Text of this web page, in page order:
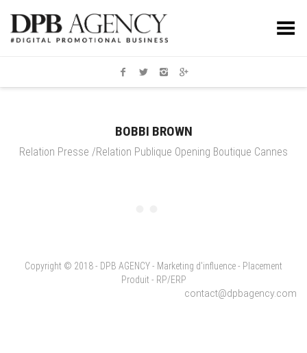
Toggle Menu
BOBBI BROWN
Relation Presse /Relation Publique Opening Boutique Cannes
Copyright © 2018 - DPB AGENCY - Marketing d'influence - Placement
Produit - RP/ERP
contact@dpbagency.com